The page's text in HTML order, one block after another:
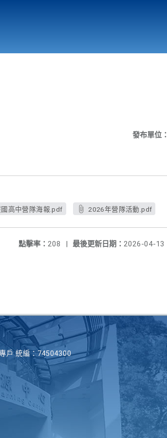
發布單位：
高中營隊海報.pdf 2026年營隊活動.pdf
最後更新日期： 2026-04-13
點擊率： 208 |
戶 統編：74504300